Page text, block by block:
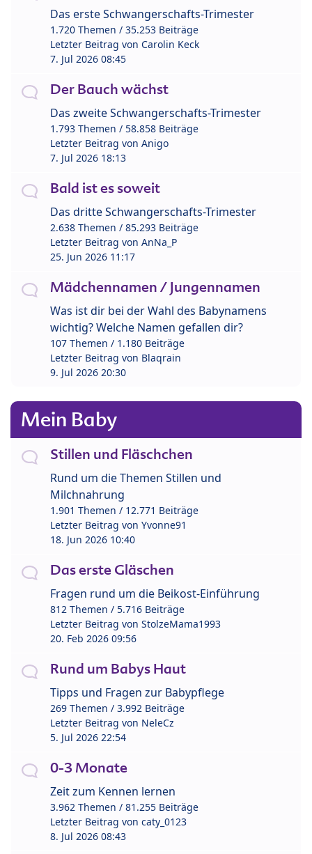
Das erste Schwangerschafts-Trimester
1.720 Themen / 35.253 Beiträge
Letzter Beitrag von Carolin Keck
7. Jul 2026 08:45
Der Bauch wächst
Das zweite Schwangerschafts-Trimester
1.793 Themen / 58.858 Beiträge
Letzter Beitrag von Anigo
7. Jul 2026 18:13
Bald ist es soweit
Das dritte Schwangerschafts-Trimester
2.638 Themen / 85.293 Beiträge
Letzter Beitrag von AnNa_P
25. Jun 2026 11:17
Mädchennamen / Jungennamen
Was ist dir bei der Wahl des Babynamens
wichtig? Welche Namen gefallen dir?
107 Themen / 1.180 Beiträge
Letzter Beitrag von Blaqrain
9. Jul 2026 20:30
Mein Baby
Stillen und Fläschchen
Rund um die Themen Stillen und
Milchnahrung
1.901 Themen / 12.771 Beiträge
Letzter Beitrag von Yvonne91
18. Jun 2026 10:40
Das erste Gläschen
Fragen rund um die Beikost-Einführung
812 Themen / 5.716 Beiträge
Letzter Beitrag von StolzeMama1993
20. Feb 2026 09:56
Rund um Babys Haut
Tipps und Fragen zur Babypflege
269 Themen / 3.992 Beiträge
Letzter Beitrag von NeleCz
5. Jul 2026 22:54
0-3 Monate
Zeit zum Kennen lernen
3.962 Themen / 81.255 Beiträge
Letzter Beitrag von caty_0123
8. Jul 2026 08:43